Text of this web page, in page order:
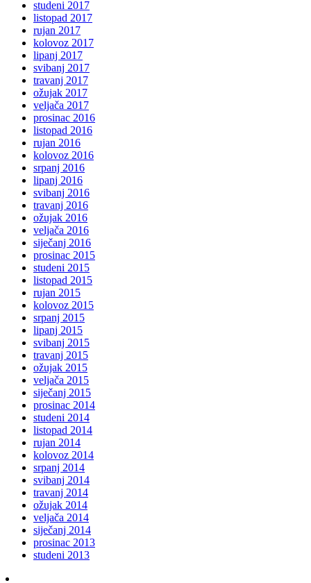
studeni 2017
listopad 2017
rujan 2017
kolovoz 2017
lipanj 2017
svibanj 2017
travanj 2017
ožujak 2017
veljača 2017
prosinac 2016
listopad 2016
rujan 2016
kolovoz 2016
srpanj 2016
lipanj 2016
svibanj 2016
travanj 2016
ožujak 2016
veljača 2016
siječanj 2016
prosinac 2015
studeni 2015
listopad 2015
rujan 2015
kolovoz 2015
srpanj 2015
lipanj 2015
svibanj 2015
travanj 2015
ožujak 2015
veljača 2015
siječanj 2015
prosinac 2014
studeni 2014
listopad 2014
rujan 2014
kolovoz 2014
srpanj 2014
svibanj 2014
travanj 2014
ožujak 2014
veljača 2014
siječanj 2014
prosinac 2013
studeni 2013